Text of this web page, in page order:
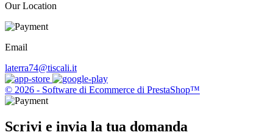
Our Location
Email
laterra74@tiscali.it
© 2026 - Software di Ecommerce di PrestaShop™
Scrivi e invia la tua domanda